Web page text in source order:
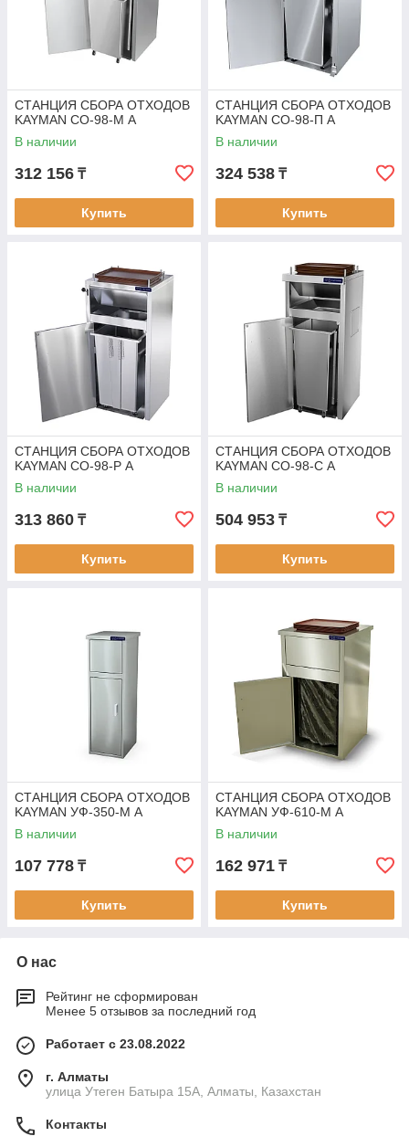
СТАНЦИЯ СБОРА ОТХОДОВ
KAYMAN СО-98-М А
В наличии
312 156 ₸
Купить
СТАНЦИЯ СБОРА ОТХОДОВ
KAYMAN СО-98-П А
В наличии
324 538 ₸
Купить
СТАНЦИЯ СБОРА ОТХОДОВ
KAYMAN СО-98-Р А
В наличии
313 860 ₸
Купить
СТАНЦИЯ СБОРА ОТХОДОВ
KAYMAN СО-98-С А
В наличии
504 953 ₸
Купить
СТАНЦИЯ СБОРА ОТХОДОВ
KAYMAN УФ-350-М А
В наличии
107 778 ₸
Купить
СТАНЦИЯ СБОРА ОТХОДОВ
KAYMAN УФ-610-М А
В наличии
162 971 ₸
Купить
О нас
Рейтинг не сформирован
Менее 5 отзывов за последний год
Работает с 23.08.2022
г. Алматы
улица Утеген Батыра 15А, Алматы, Казахстан
Контакты